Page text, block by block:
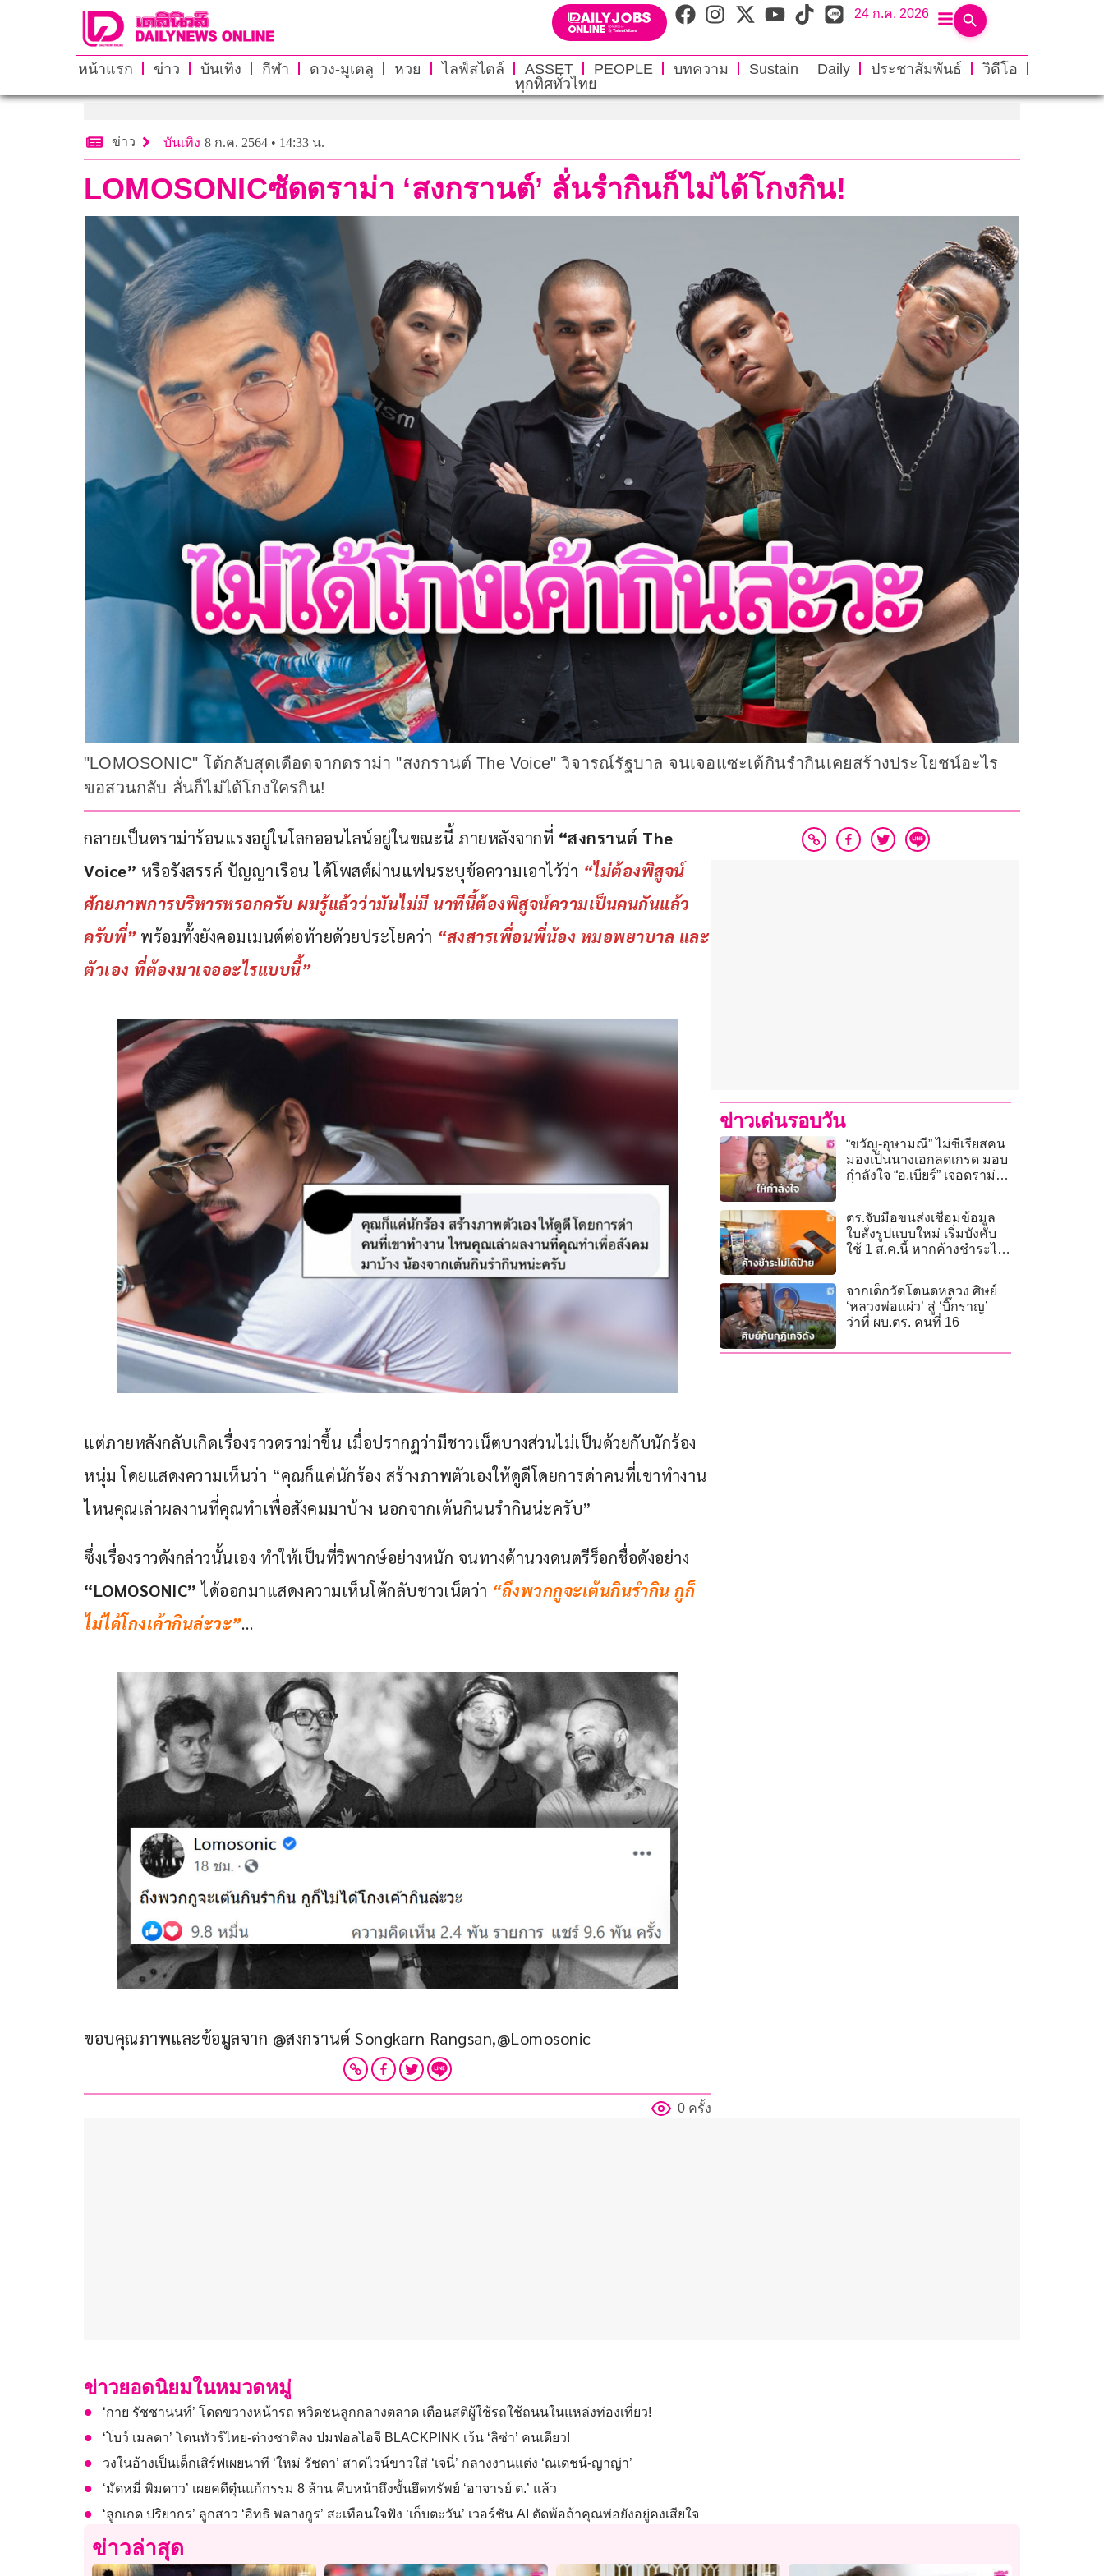
24 ก.ค. 2026
หน้าแรก ข่าว บันเทิง กีฬา ดวง-มูเตลู หวย ไลฟ์สไตล์ ASSET PEOPLE บทความ Sustain Daily ประชาสัมพันธ์
วิดีโอ
ทุกทิศทั่วไทย
ข่าว บันเทิง 8 ก.ค. 2564 • 14:33 น.
LOMOSONICซัดดราม่า ‘สงกรานต์’ ลั่นรำกินก็ไม่ได้โกงกิน!
"LOMOSONIC" โต้กลับสุดเดือดจากดราม่า "สงกรานต์ The Voice" วิจารณ์รัฐบาล จนเจอแซะเต้กินรำกินเคยสร้างประโยชน์อะไร
ขอสวนกลับ ลั่นก็ไม่ได้โกงใครกิน!
กลายเป็นดราม่าร้อนแรงอยู่ในโลกออนไลน์อยู่ในขณะนี้ ภายหลังจากที่ “สงกรานต์ The
Voice” หรือรังสรรค์ ปัญญาเรือน ได้โพสต์ผ่านแฟนระบุข้อความเอาไว้ว่า “ไม่ต้องพิสูจน์
ศักยภาพการบริหารหรอกครับ ผมรู้แล้วว่ามันไม่มี นาทีนี้ต้องพิสูจน์ความเป็นคนกันแล้ว
ครับพี่” พร้อมทั้งยังคอมเมนต์ต่อท้ายด้วยประโยคว่า “สงสารเพื่อนพี่น้อง หมอพยาบาล และ
ตัวเอง ที่ต้องมาเจออะไรแบบนี้”
แต่ภายหลังกลับเกิดเรื่องราวดราม่าขึ้น เมื่อปรากฏว่ามีชาวเน็ตบางส่วนไม่เป็นด้วยกับนักร้อง
หนุ่ม โดยแสดงความเห็นว่า “คุณก็แค่นักร้อง สร้างภาพตัวเองให้ดูดีโดยการด่าคนที่เขาทำงาน
ไหนคุณเล่าผลงานที่คุณทำเพื่อสังคมมาบ้าง นอกจากเต้นกินนรำกินน่ะครับ”
ซึ่งเรื่องราวดังกล่าวนั้นเอง ทำให้เป็นที่วิพากษ์อย่างหนัก จนทางด้านวงดนตรีร็อกชื่อดังอย่าง
“LOMOSONIC” ได้ออกมาแสดงความเห็นโต้กลับชาวเน็ตว่า “ถึงพวกกูจะเต้นกินรำกิน กูก็
ไม่ได้โกงเค้ากินล่ะวะ”…
ขอบคุณภาพและข้อมูลจาก @สงกรานต์ Songkarn Rangsan,@Lomosonic
0 ครั้ง
ข่าวเด่นรอบวัน
“ขวัญ-อุษามณี” ไม่ซีเรียสคน
มองเป็นนางเอกลดเกรด มอบ
กำลังใจ “อ.เบียร์” เจอดราม่า
ตร.จับมือขนส่งเชื่อมข้อมูล
ใบสั่งรูปแบบใหม่ เริ่มบังคับ
ใช้ 1 ส.ค.นี้ หากค้างชำระไม่
จากเด็กวัดโตนดหลวง ศิษย์
‘หลวงพ่อแผ่ว’ สู่ ‘บิ๊กราญ’
ว่าที่ ผบ.ตร. คนที่ 16
ข่าวยอดนิยมในหมวดหมู่
‘กาย รัชชานนท์’ โดดขวางหน้ารถ หวิดชนลูกกลางตลาด เตือนสติผู้ใช้รถใช้ถนนในแหล่งท่องเที่ยว!
‘โบว์ เมลดา’ โดนทัวร์ไทย-ต่างชาติลง ปมฟอลไอจี BLACKPINK เว้น ‘ลิซ่า’ คนเดียว!
วงในอ้างเป็นเด็กเสิร์ฟเผยนาที ‘ใหม่ รัชดา’ สาดไวน์ขาวใส่ ‘เจนี่’ กลางงานแต่ง ‘ณเดชน์-ญาญ่า’
‘มัดหมี่ พิมดาว’ เผยคดีตุ๋นแก้กรรม 8 ล้าน คืบหน้าถึงขั้นยึดทรัพย์ ‘อาจารย์ ต.’ แล้ว
‘ลูกเกด ปริยากร’ ลูกสาว ‘อิทธิ พลางกูร’ สะเทือนใจฟัง ‘เก็บตะวัน’ เวอร์ชัน AI ตัดพ้อถ้าคุณพ่อยังอยู่คงเสียใจ
ข่าวล่าสุด